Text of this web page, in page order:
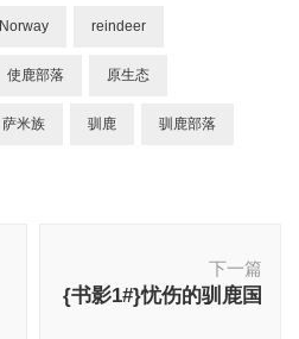
Norway reindeer
使鹿部落 原生态
萨米族 驯鹿 驯鹿部落
下一篇
{书影1#}忧伤的驯鹿国